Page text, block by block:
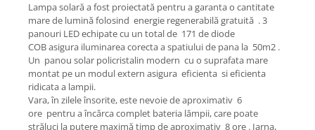
Lampa solară a fost proiectată pentru a garanta o cantitate
mare de lumină folosind energie regenerabilă gratuită . 3
panouri LED echipate cu un total de 171 de diode
COB asigura iluminarea corecta a spatiului de pana la 50m2 .
Un panou solar policristalin modern cu o suprafata mare
montat pe un modul extern asigura eficienta si eficienta
ridicata a lampii.
Vara, în zilele însorite, este nevoie de aproximativ 6
ore pentru a încărca complet bateria lămpii, care poate
străluci la putere maximă timp de aproximativ 8 ore . Iarna,